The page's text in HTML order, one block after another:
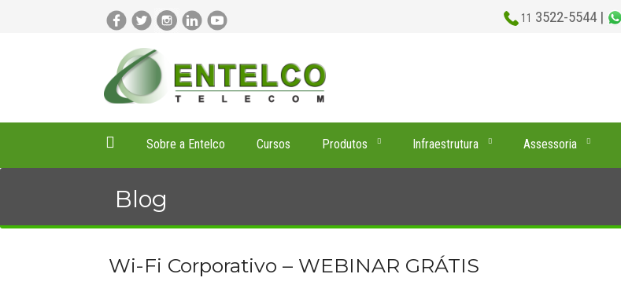
11 3522-5544 |
Sobre a Entelco Cursos Produtos Infraestrutura Assessoria
Blog
Wi-Fi Corporativo – WEBINAR GRÁTIS